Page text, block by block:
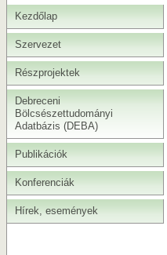
Kezdőlap
Szervezet
Részprojektek
Debreceni
Bölcsészettudományi
Adatbázis (DEBA)
Publikációk
Konferenciák
Hírek, események